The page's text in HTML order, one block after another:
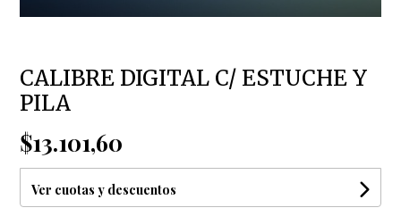
CALIBRE DIGITAL C/ ESTUCHE Y
PILA
$13.101,60
Ver cuotas y descuentos